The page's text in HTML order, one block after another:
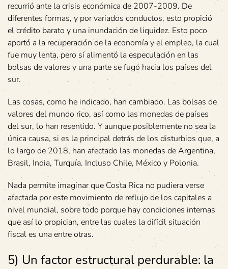
recurrió ante la crisis económica de 2007-2009. De
diferentes formas, y por variados conductos, esto propició
el crédito barato y una inundación de liquidez. Esto poco
aportó a la recuperación de la economía y el empleo, la cual
fue muy lenta, pero sí alimentó la especulación en las
bolsas de valores y una parte se fugó hacia los países del
sur.
Las cosas, como he indicado, han cambiado. Las bolsas de
valores del mundo rico, así como las monedas de países
del sur, lo han resentido. Y aunque posiblemente no sea la
única causa, si es la principal detrás de los disturbios que, a
lo largo de 2018, han afectado las monedas de Argentina,
Brasil, India, Turquía. Incluso Chile, México y Polonia.
Nada permite imaginar que Costa Rica no pudiera verse
afectada por este movimiento de reflujo de los capitales a
nivel mundial, sobre todo porque hay condiciones internas
que así lo propician, entre las cuales la difícil situación
fiscal es una entre otras.
5) Un factor estructural perdurable: la